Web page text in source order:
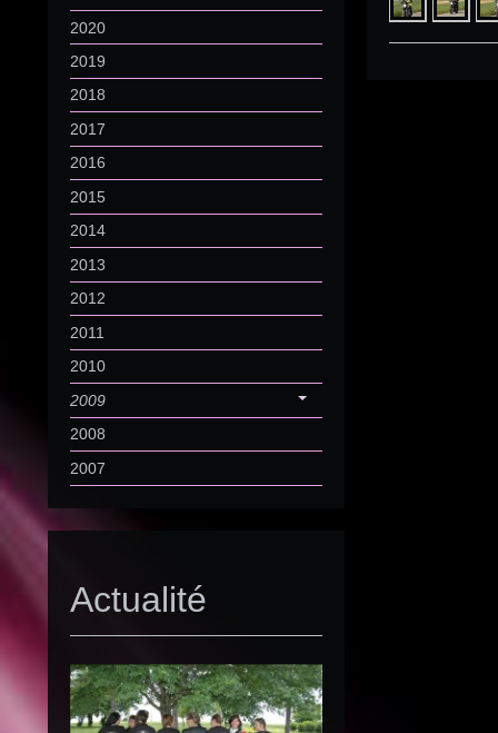
2020
2019
2018
2017
2016
2015
2014
2013
2012
2011
2010
2009
2008
2007
Actualité